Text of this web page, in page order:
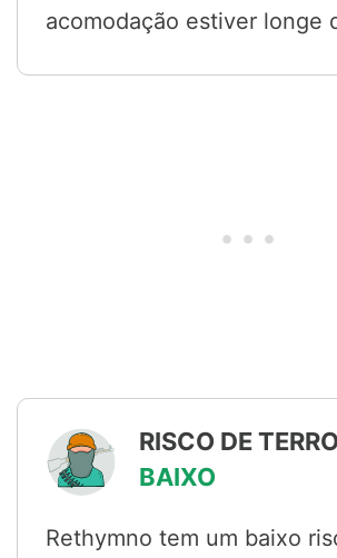
acomodação estiver longe
RISCO DE
BAIXO
Rethymno tem um baixo